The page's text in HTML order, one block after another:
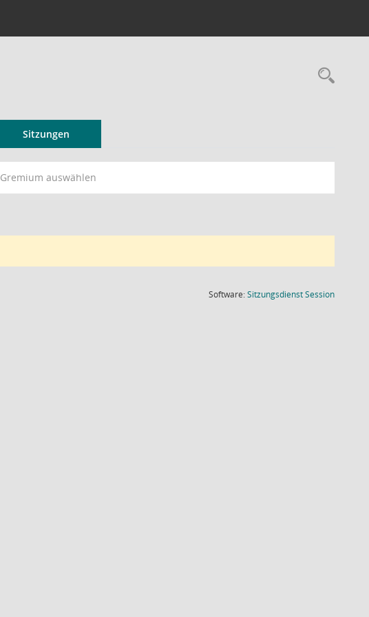
Sitzungen
Gremium auswählen
Software:SitzungsdienstSession(Wird in